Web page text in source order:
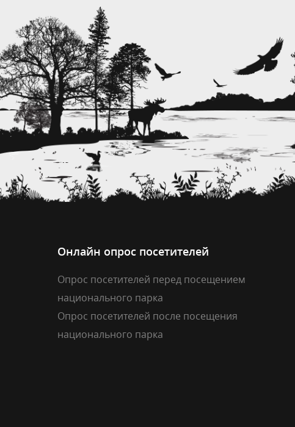
Онлайн опрос посетителей
Опрос посетителей перед посещением
национального парка
Опрос посетителей после посещения
национального парка